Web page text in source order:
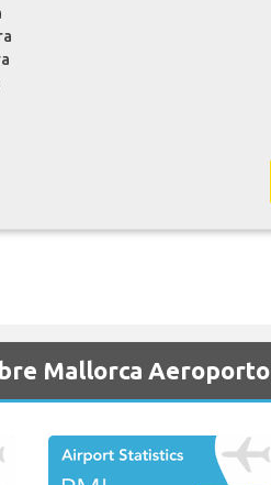
Mallorca Aeroporto